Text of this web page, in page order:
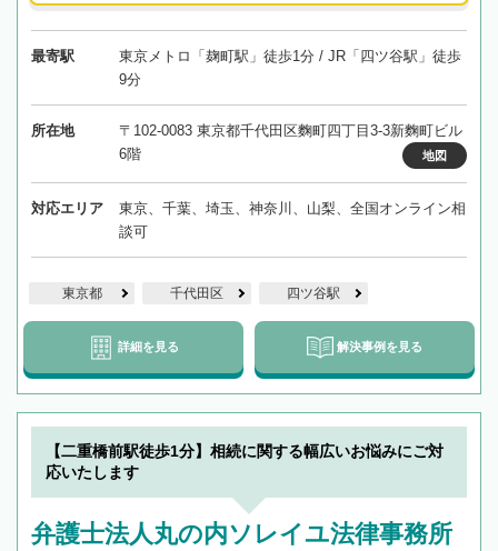
最寄駅
東京メトロ「麹町駅」徒歩1分 / JR「四ツ谷駅」徒歩
9分
所在地
〒102-0083 東京都千代田区麴町四丁目3-3新麴町ビル
6階
地図
対応エリア
東京、千葉、埼玉、神奈川、山梨、全国オンライン相
談可
東京都 千代田区 四ツ谷駅
詳細を見る 解決事例を見る
【二重橋前駅徒歩1分】相続に関する幅広いお悩みにご対
応いたします
弁護士法人丸の内ソレイユ法律事務所